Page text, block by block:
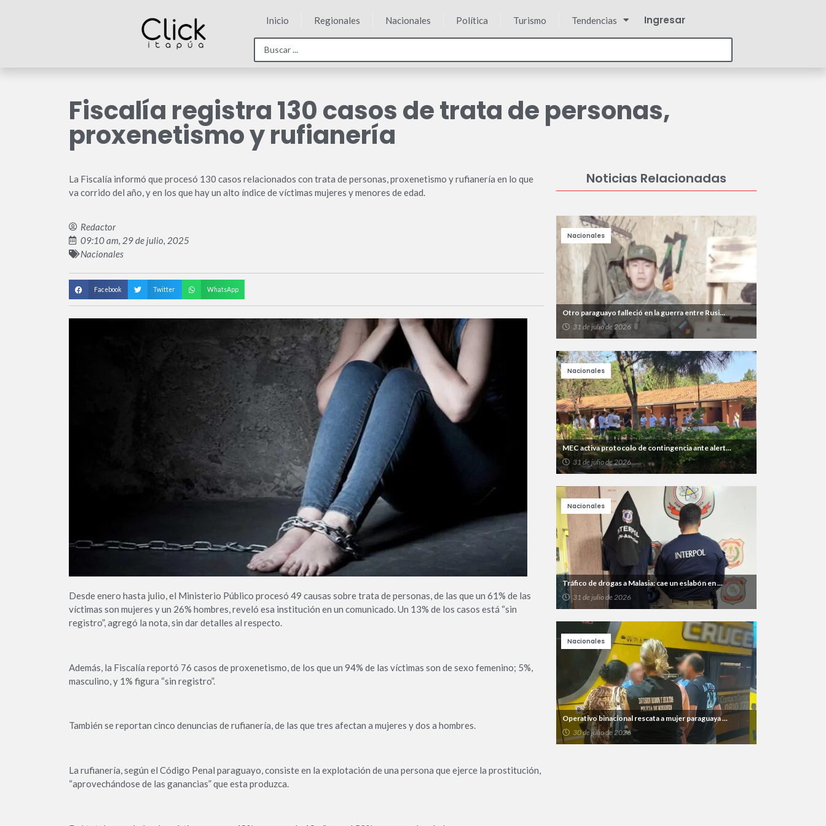
Inicio Regionales Nacionales Política Turismo Tendencias Ingresar
Fiscalía registra 130 casos de trata de personas,
proxenetismo y rufianería
La Fiscalía informó que procesó 130 casos relacionados con trata de personas, proxenetismo y rufianería en lo que
va corrido del año, y en los que hay un alto índice de víctimas mujeres y menores de edad.
Redactor
09:10 am, 29 de julio, 2025
Nacionales
Facebook Twitter WhatsApp
Desde enero hasta julio, el Ministerio Público procesó 49 causas sobre trata de personas, de las que un 61% de las
víctimas son mujeres y un 26% hombres, reveló esa institución en un comunicado. Un 13% de los casos está “sin
registro”, agregó la nota, sin dar detalles al respecto.
Además, la Fiscalía reportó 76 casos de proxenetismo, de los que un 94% de las víctimas son de sexo femenino; 5%,
masculino, y 1% figura “sin registro”.
También se reportan cinco denuncias de rufianería, de las que tres afectan a mujeres y dos a hombres.
La rufianería, según el Código Penal paraguayo, consiste en la explotación de una persona que ejerce la prostitución,
“aprovechándose de las ganancias” que esta produzca.
Noticias Relacionadas
Otro paraguayo falleció en la guerra entre Rusi...
31 de julio de 2026
Nacionales
MEC activa protocolo de contingencia ante alert...
31 de julio de 2026
Nacionales
Tráfico de drogas a Malasia: cae un eslabón en ...
31 de julio de 2026
Nacionales
Operativo binacional rescata a mujer paraguaya ...
30 de julio de 2026
Nacionales